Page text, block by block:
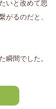
いと改めて思
がるのだと、
瞬間でした。